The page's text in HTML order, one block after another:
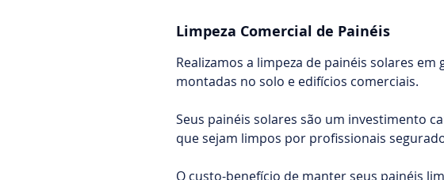
Limpeza Comercial de Painéis
Realizamos a limpeza de painéis solares em
montadas no solo e edifícios comerciais.
Seus painéis solares são um investimento
que sejam limpos por profissionais
O custo-benefício de manter seus painéis